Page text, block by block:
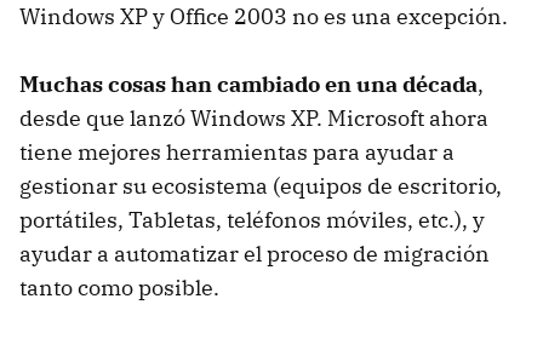
Windows XP y Office 2003 no es una excepción.
Muchas cosas han cambiado en una década,
desde que lanzó Windows XP. Microsoft ahora
tiene mejores herramientas para ayudar a
gestionar su ecosistema (equipos de escritorio,
portátiles, Tabletas, teléfonos móviles, etc.), y
ayudar a automatizar el proceso de migración
tanto como posible.